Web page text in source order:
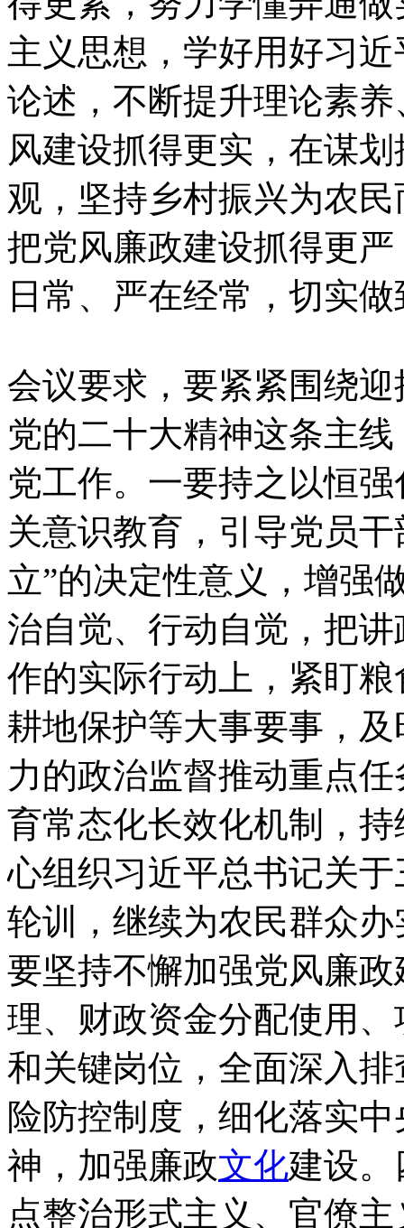
主义思想，学好用好习
论述，不断提升理论素
风建设抓得更实，在谋
观，坚持乡村振兴为农
把党风廉政建设抓得更
日常、严在经常，切实
会议要求，要紧紧围绕
党的二十大精神这条主
党工作。一要持之以恒
关意识教育，引导党员
立”的决定性意义，增强
治自觉、行动自觉，把
作的实际行动上，紧盯
耕地保护等大事要事，
力的政治监督推动重点
育常态化长效化机制，
心组织习近平总书记关
轮训，继续为农民群众
要坚持不懈加强党风廉
理、财政资金分配使用
和关键岗位，全面深入
险防控制度，细化落实
神，加强廉政文化建设。
点整治形式主义、官僚